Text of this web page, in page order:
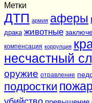
Метки
ДТП армия аферы
драка животные
компенсация коррупция
несчастный
оружие отравление
подростки пожар